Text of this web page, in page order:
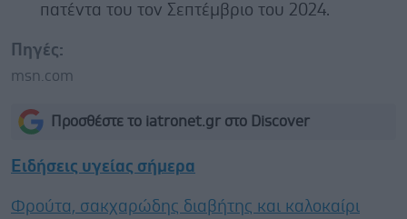
πατέντα του τον Σεπτέμβριο του 2024.
Πηγές:
msn.com
Προσθέστε το iatronet.gr στο Discover
Ειδήσεις υγείας σήμερα
Φρούτα, σακχαρώδης διαβήτης και καλοκαίρι